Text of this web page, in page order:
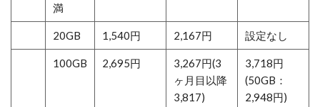
満
20GB 1,540円 2,167円 設定なし
100GB 2,695円
3,267円(3
ヶ月目以降
3,817)
3,718円
(50GB：
2,948円)